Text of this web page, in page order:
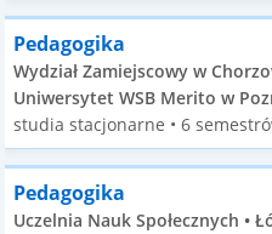
Pedagogika
Wydział Zamiejscowy w
Uniwersytet WSB Merito w
studia stacjonarne • 6
Pedagogika
Uczelnia Nauk Społecznych •